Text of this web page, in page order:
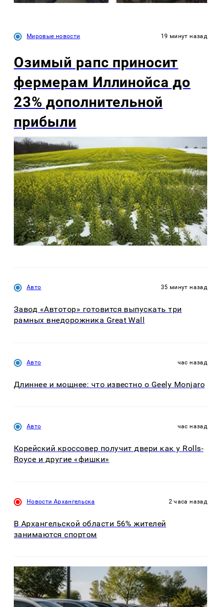
Мировые новости 19 минут назад
Озимый рапс приносит
фермерам Иллинойса до
23% дополнительной
прибыли
Авто 35 минут назад
Завод «Автотор» готовится выпускать три
рамных внедорожника Great Wall
Авто час назад
Длиннее и мощнее: что известно о Geely Monjaro
Авто час назад
Корейский кроссовер получит двери как у Rolls-
Royce и другие «фишки»
Новости Архангельска 2 часа назад
В Архангельской области 56% жителей
занимаются спортом